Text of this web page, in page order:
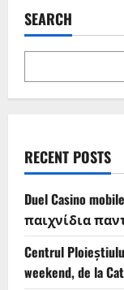
SEARCH
RECENT POSTS
Duel Casino
παιχνίδια
Centrul
weekend, de la